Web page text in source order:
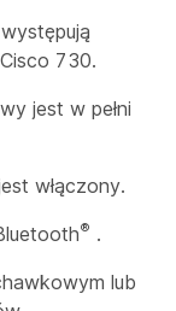
730.
jest w pełni
włączony.
® .
lub